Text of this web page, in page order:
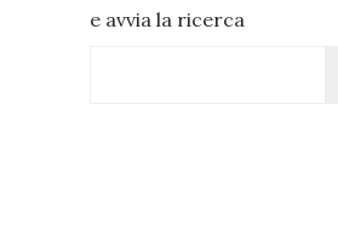
e avvia la ricerca